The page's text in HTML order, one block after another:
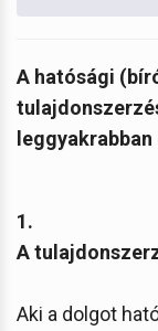
A hatósági
1.
A
Aki a dolgot